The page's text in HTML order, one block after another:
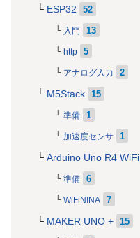
ESP32 52
入門 13
http 5
アナログ入力 2
M5Stack 15
準備 1
加速度センサ 1
Arduino Uno R4 WiFi
準備 6
WiFiNINA 7
MAKER UNO + 15